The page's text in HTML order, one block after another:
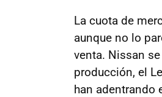
La cuota de
aunque no lo
venta. Nissan
producción, el
han adentrando